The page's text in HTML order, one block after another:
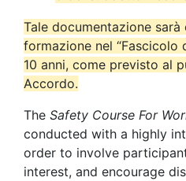
Tale documentazione sarà
formazione nel “Fascicolo
10 anni, come previsto al
Accordo.
The Safety Course For
conducted with a highly
order to involve
interest, and encourage